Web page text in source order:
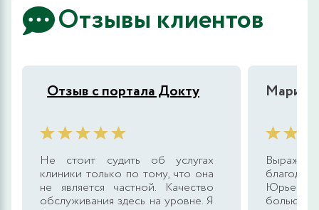
Отзывы клиентов
Отзыв с портала Докту
Не стоит судить об услугах
клиники только по тому, что она
не является частной. Качество
обслуживания здесь на уровне. Я
Марина
болью,